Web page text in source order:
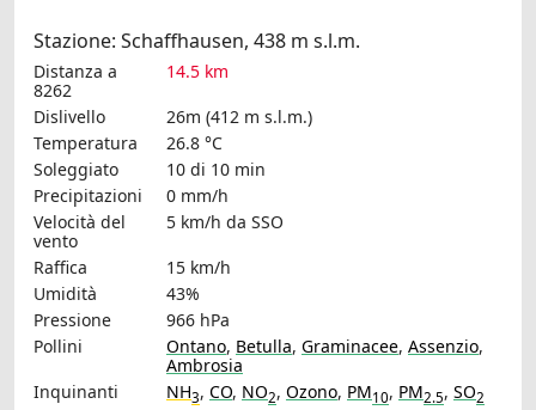
Stazione: Schaffhausen, 438 m s.l.m.
Distanza a
8262
14.5 km
Dislivello
26m (412 m s.l.m.)
Temperatura
26.8 °C
Soleggiato
10 di 10 min
Precipitazioni
0 mm/h
Velocità del
vento
5 km/h da SSO
Raffica
15 km/h
Umidità
43%
Pressione
966 hPa
Pollini
Ontano, Betulla, Graminacee, Assenzio,
Ambrosia
Inquinanti
NH3, CO, NO2, Ozono, PM10, PM2.5, SO2